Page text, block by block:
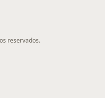
reservados.